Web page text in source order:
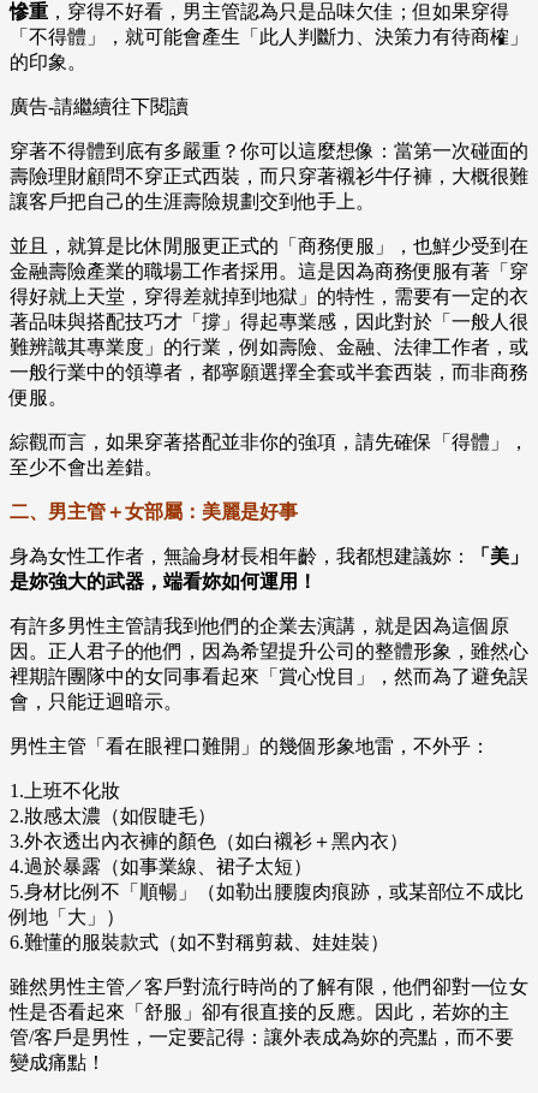
慘重 ，穿得不好看，男主管認為只是品味欠佳；但如果穿得
「不得體」，就可能會產生「此人判斷力、決策力有待商榷」
的印象。
廣告-請繼續往下閱讀
穿著不得體到底有多嚴重？你可以這麼想像：當第一次碰面的
壽險理財顧問不穿正式西裝，而只穿著襯衫牛仔褲，大概很難
讓客戶把自己的生涯壽險規劃交到他手上。
並且，就算是比休閒服更正式的「商務便服」，也鮮少受到在
金融壽險產業的職場工作者採用。這是因為商務便服有著「穿
得好就上天堂，穿得差就掉到地獄」的特性，需要有一定的衣
著品味與搭配技巧才「撐」得起專業感，因此對於「一般人很
難辨識其專業度」的行業，例如壽險、金融、法律工作者，或
一般行業中的領導者，都寧願選擇全套或半套西裝，而非商務
便服。
綜觀而言，如果穿著搭配並非你的強項，請先確保「得體」，
至少不會出差錯。
二、男主管＋女部屬：美麗是好事
身為女性工作者，無論身材長相年齡，我都想建議妳：
「美」
是妳強大的武器，端看妳如何運用！
有許多男性主管請我到他們的企業去演講，就是因為這個原
因。正人君子的他們，因為希望提升公司的整體形象，雖然心
裡期許團隊中的女同事看起來「賞心悅目」，然而為了避免誤
會，只能迂迴暗示。
男性主管「看在眼裡口難開」的幾個形象地雷，不外乎：
1.上班不化妝
2.妝感太濃（如假睫毛）
3.外衣透出內衣褲的顏色（如白襯衫＋黑內衣）
4.過於暴露（如事業線、裙子太短）
5.身材比例不「順暢」（如勒出腰腹肉痕跡，或某部位不成比
例地「大」）
6.難懂的服裝款式（如不對稱剪裁、娃娃裝）
雖然男性主管／客戶對流行時尚的了解有限，他們卻對一位女
性是否看起來「舒服」卻有很直接的反應。因此，若妳的主
管/客戶是男性，一定要記得：讓外表成為妳的亮點，而不要
變成痛點！